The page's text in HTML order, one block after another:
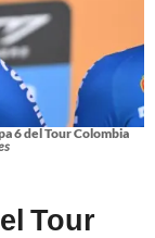
6 del Tour Colombia
Tour